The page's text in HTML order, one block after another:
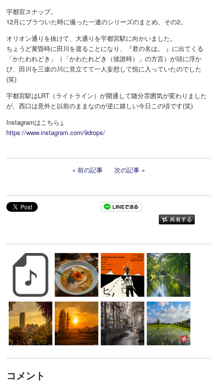
宇都宮スナップ。
12月にブラついた時に撮った一連のシリーズのまとめ、その2。
オリオン通りを抜けて、大通りを宇都宮駅に向かいました。
ちょうど黄昏時に田川を渡ることになり、『君の名は。 』に出てくる
「かたわれどき」（「かわたれどき（彼誰時）」の方言）が頭に浮か
び、田川を三途の川に見立てて一人妄想して悦に入っていたのでした
(笑)
宇都宮駅はLRT（ライトライン）が開通して随分雰囲気が変わりました
が、西口は意外と以前のままなのが逆に嬉しい今日この頃です(笑)
Instagramはこちら↓
https://www.instagram.com/9drops/
前の記事 次の記事
コメント